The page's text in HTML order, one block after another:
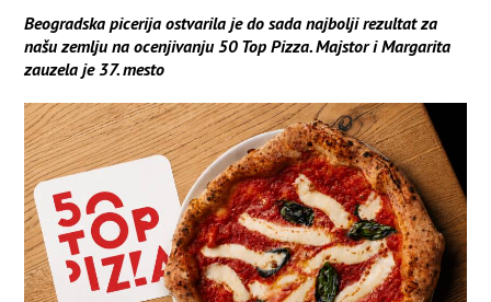
Beogradska picerija ostvarila je do sada najbolji rezultat za
našu zemlju na ocenjivanju 50 Top Pizza. Majstor i Margarita
zauzela je 37. mesto